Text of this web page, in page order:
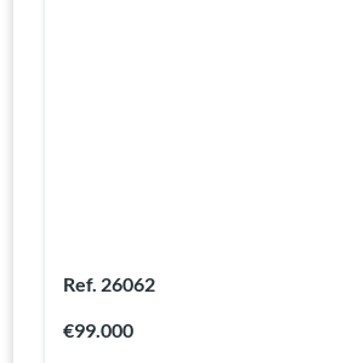
Ref. 26062
€99.000